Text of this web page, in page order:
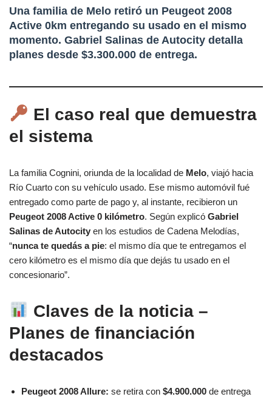
Una familia de Melo retiró un Peugeot 2008
Active 0km entregando su usado en el mismo
momento. Gabriel Salinas de Autocity detalla
planes desde $3.300.000 de entrega.
El caso real que demuestra
el sistema
La familia Cognini, oriunda de la localidad de Melo, viajó hacia
Río Cuarto con su vehículo usado. Ese mismo automóvil fué
entregado como parte de pago y, al instante, recibieron un
Peugeot 2008 Active 0 kilómetro. Según explicó Gabriel
Salinas de Autocity en los estudios de Cadena Melodías,
“nunca te quedás a pie: el mismo día que te entregamos el
cero kilómetro es el mismo día que dejás tu usado en el
concesionario”.
Claves de la noticia –
Planes de financiación
destacados
Peugeot 2008 Allure: se retira con $4.900.000 de entrega